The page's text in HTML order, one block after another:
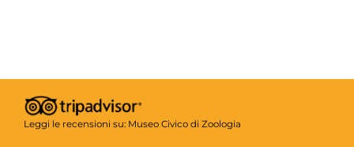
Leggi le recensioni su: Museo Civico di Zoologia